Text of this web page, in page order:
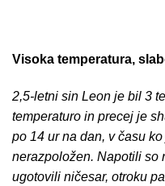
Visoka temperatura,
2,5-letni sin Leon je bil 3
temperaturo in precej je
po 14 ur na dan, v času
nerazpoložen. Napotili so
ugotovili ničesar, otroku